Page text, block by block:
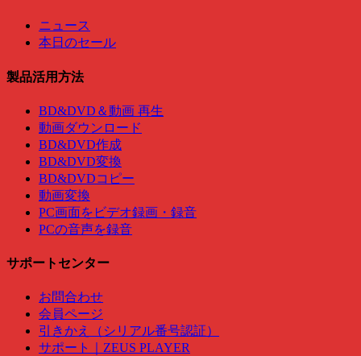
ニュース
本日のセール
製品活用方法
BD&DVD＆動画 再生
動画ダウンロード
BD&DVD作成
BD&DVD変換
BD&DVDコピー
動画変換
PC画面をビデオ録画・録音
PCの音声を録音
サポートセンター
お問合わせ
会員ページ
引きかえ（シリアル番号認証）
サポート｜ZEUS PLAYER